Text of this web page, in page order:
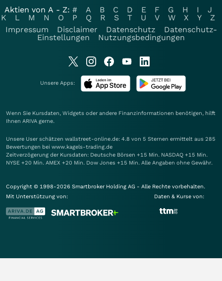
Aktien von A - Z: # A B C D E F G H I
J
K
L M N O P Q R S T U V W X Y
Z
Impressum
Disclaimer Datenschutz
Datenschutz-
Einstellungen
Nutzungsbedingungen
Unsere Apps:
Wenn Sie Kursdaten, Widgets oder andere Finanzinformationen benötigen, hilft
Ihnen ARIVA gerne.
Unsere User schätzen wallstreet-online.de: 4.8 von 5 Sternen ermittelt aus 285
Bewertungen bei www.kagels-trading.de
Zeitverzögerung der Kursdaten: Deutsche Börsen +15 Min. NASDAQ +15 Min.
NYSE +20 Min. AMEX +20 Min. Dow Jones +15 Min. Alle Angaben ohne Gewähr.
Copyright © 1998-2026 Smartbroker Holding AG - Alle Rechte vorbehalten.
Mit Unterstützung von:
Daten & Kurse von: